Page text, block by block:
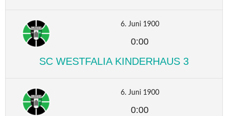
6. Juni 1900
0:00
SC WESTFALIA KINDERHAUS 3
6. Juni 1900
0:00